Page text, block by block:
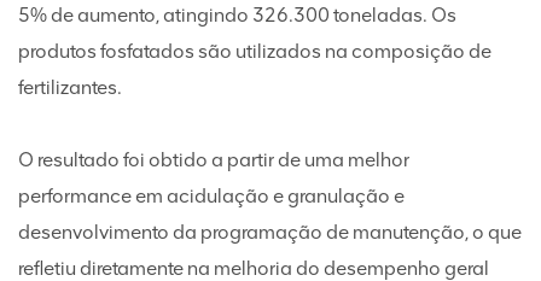
5% de aumento, atingindo 326.300 toneladas. Os
produtos fosfatados são utilizados na composição de
fertilizantes.
O resultado foi obtido a partir de uma melhor
performance em acidulação e granulação e
desenvolvimento da programação de manutenção, o que
refletiu diretamente na melhoria do desempenho geral